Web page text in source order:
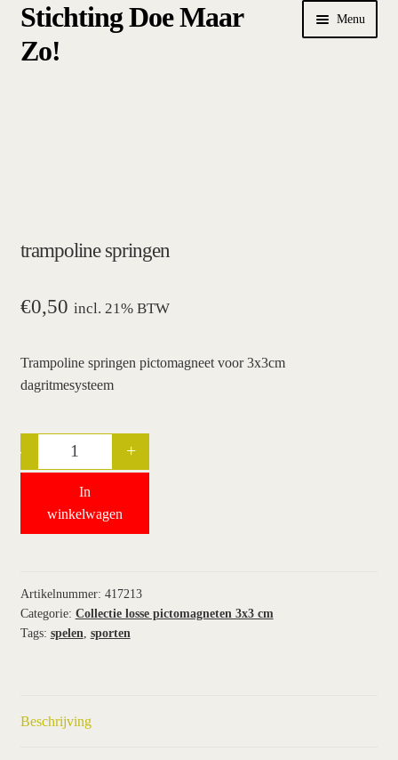
Ga
naar
Ga
de
Stichting Doe Maar
Zo!
Menu
bestellen
hoe werkt een plansysteem
pictogrammen
wie wij zijn / contact
winkelwagen
trampoline springen
€0,50 incl. 21% BTW
Trampoline springen pictomagneet voor 3x3cm
dagritmesysteem
Quantity
- +
In
winkelwagen
Artikelnummer: 417213
Categorie: Collectie losse pictomagneten 3x3 cm
Tags: spelen, sporten
Beschrijving